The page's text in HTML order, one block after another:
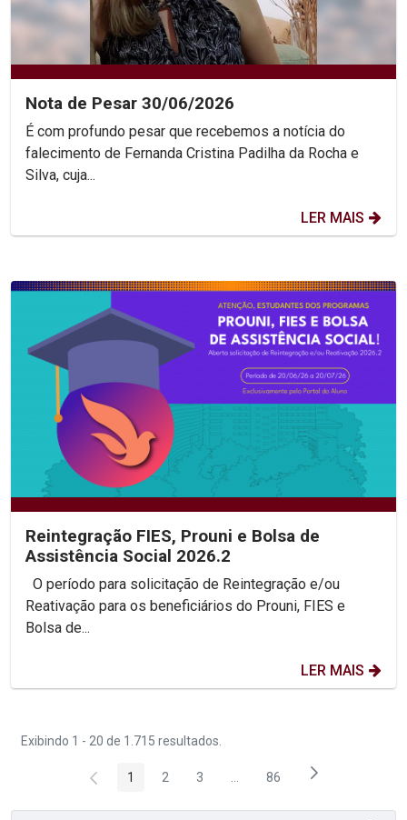
Nota de Pesar 30/06/2026
É com profundo pesar que recebemos a notícia do
falecimento de Fernanda Cristina Padilha da Rocha e
Silva, cuja...
LER MAIS
Reintegração FIES, Prouni e Bolsa de
Assistência Social 2026.2
Reativação para os beneficiários do Prouni, FIES e
Bolsa de...
LER MAIS
Exibindo 1 - 20 de 1.715 resultados.
Página
1 Página
2 Página
3 Páginas intermediárias Usar
Página
86